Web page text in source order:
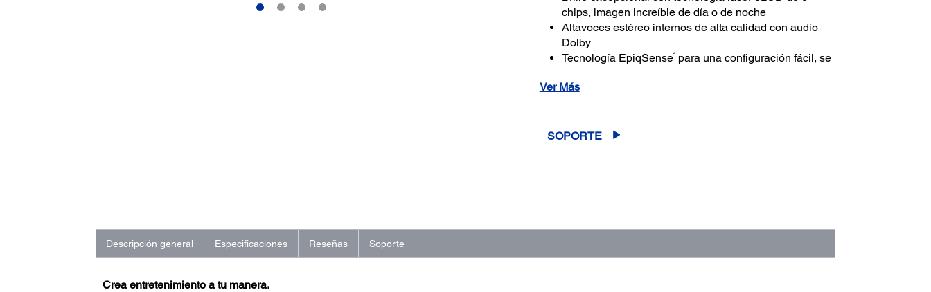
chips, imagen increíble de día o de noche
Altavoces estéreo internos de alta calidad con audio
Dolby
Tecnología EpiqSense4para una configuración fácil, se
cualquier superficie
Ver Más
SOPORTE
Descripción general Especificaciones Reseñas Soporte
Crea entretenimiento a tu manera.